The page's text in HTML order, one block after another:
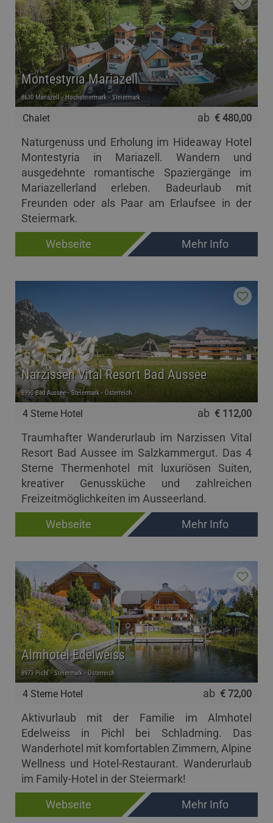
Chalet
Montestyria Mariazell
8630 Mariazell - Hochsteiermark - Steiermark
ab € 480,00
Naturgenuss und Erholung im Hideaway Hotel
Montestyria in Mariazell. Wandern und
ausgedehnte romantische Spaziergänge im
Mariazellerland erleben. Badeurlaub mit
Freunden oder als Paar am Erlaufsee in der
Steiermark.
Webseite
Mehr Info
4 Sterne Hotel
Narzissen Vital Resort Bad Aussee
8990 Bad Aussee - Steiermark - Österreich
ab € 112,00
Traumhafter Wanderurlaub im Narzissen Vital
Resort Bad Aussee im Salzkammergut. Das 4
Sterne Thermenhotel mit luxuriösen Suiten,
kreativer Genussküche und zahlreichen
Freizeitmöglichkeiten im Ausseerland.
Webseite
Mehr Info
4 Sterne Hotel
Almhotel Edelweiss
8973 Pichl - Steiermark - Österreich
ab € 72,00
Aktivurlaub mit der Familie im Almhotel
Edelweiss in Pichl bei Schladming. Das
Wanderhotel mit komfortablen Zimmern, Alpine
Wellness und Hotel-Restaurant. Wanderurlaub
im Family-Hotel in der Steiermark!
Webseite
Mehr Info